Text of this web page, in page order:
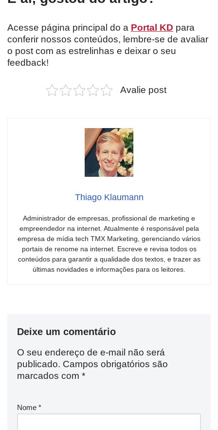
Acesse página principal do a Portal KD para
conferir nossos conteúdos, lembre-se de avaliar
o post com as estrelinhas e deixar o seu
feedback!
Avalie post
Thiago Klaumann
Administrador de empresas, profissional de marketing e
empreendedor na internet. Atualmente é responsável pela
empresa de mídia tech TMX Marketing, gerenciando vários
portais de renome na internet. Escreve e revisa todos os
conteúdos para garantir a qualidade dos textos, e trazer as
últimas novidades e informações para os leitores.
Deixe um comentário
O seu endereço de e-mail não será
publicado. Campos obrigatórios são
marcados com *
Nome *